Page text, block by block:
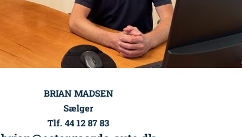
BRIAN MADSEN
Sælger
Tlf. 44 12 87 83